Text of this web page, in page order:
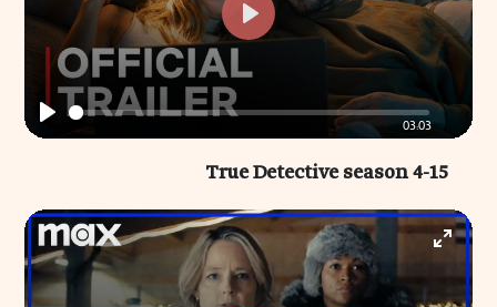
Play
03:03
Play
15-True Detective season 4
Enter